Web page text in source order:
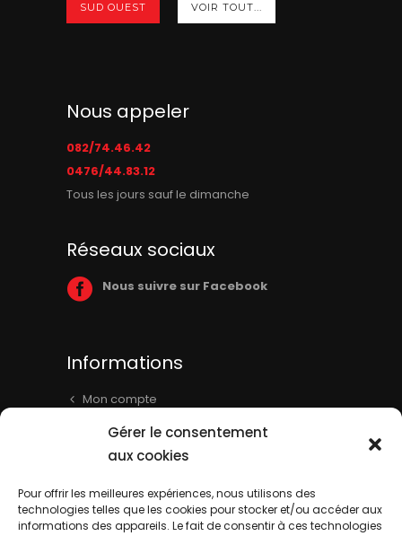
Gérer le consentement
aux cookies
Pour offrir les meilleures expériences, nous utilisons des
technologies telles que les cookies pour stocker et/ou accéder aux
informations des appareils. Le fait de consentir à ces technologies
SUD OUEST VOIR TOUT...
Nous appeler
082/74.46.42
0476/44.83.12
Tous les jours sauf le dimanche
Réseaux sociaux
Nous suivre sur Facebook
Informations
Mon compte
Panier
Livraison & Informations
Conditions générales